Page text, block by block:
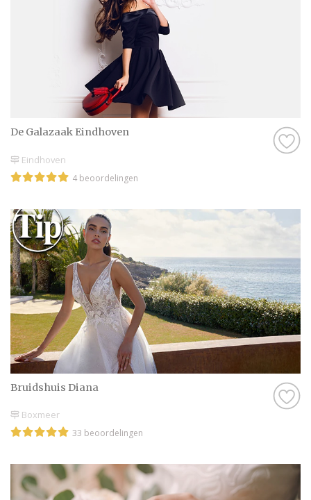
De Galazaak Eindhoven
Eindhoven
4 beoordelingen
Bruidshuis Diana
Boxmeer
33 beoordelingen